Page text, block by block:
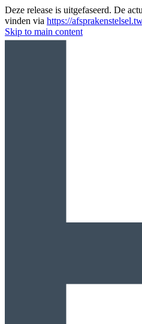
Deze release is uitgefaseerd. De
vinden via https://
Skip to main content